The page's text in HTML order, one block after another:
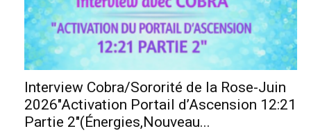
Interview Cobra/Sororité de la Rose-Juin
2026″Activation Portail d’Ascension 12:21
Partie 2″(Énergies,Nouveau...